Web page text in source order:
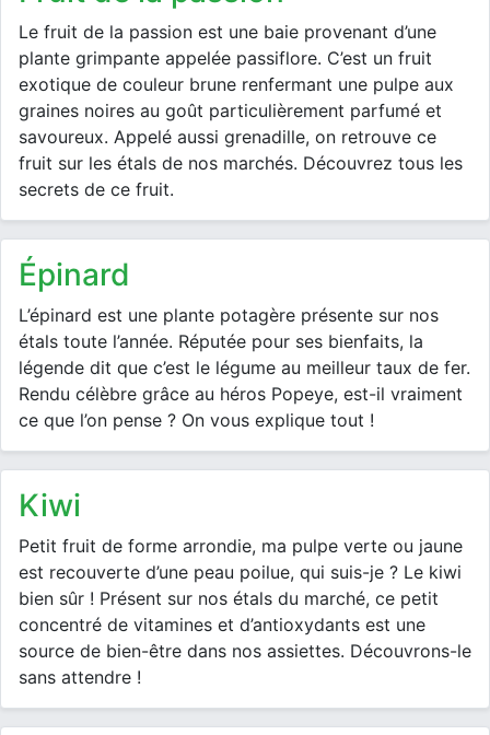
Le fruit de la passion est une baie provenant d’une
plante grimpante appelée passiflore. C’est un fruit
exotique de couleur brune renfermant une pulpe aux
graines noires au goût particulièrement parfumé et
savoureux. Appelé aussi grenadille, on retrouve ce
fruit sur les étals de nos marchés. Découvrez tous les
secrets de ce fruit.
épinard
L’épinard est une plante potagère présente sur nos
étals toute l’année. Réputée pour ses bienfaits, la
légende dit que c’est le légume au meilleur taux de fer.
Rendu célèbre grâce au héros Popeye, est-il vraiment
ce que l’on pense ? On vous explique tout !
kiwi
Petit fruit de forme arrondie, ma pulpe verte ou jaune
est recouverte d’une peau poilue, qui suis-je ? Le kiwi
bien sûr ! Présent sur nos étals du marché, ce petit
concentré de vitamines et d’antioxydants est une
source de bien-être dans nos assiettes. Découvrons-le
sans attendre !